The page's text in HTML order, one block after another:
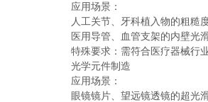
应用场景：
人工关节、牙科植入物的粗糙度
医用导管、血管支架的内壁光滑
特殊要求：需符合医疗器械行业
光学元件制造
应用场景：
眼镜镜片、望远镜透镜的超光滑